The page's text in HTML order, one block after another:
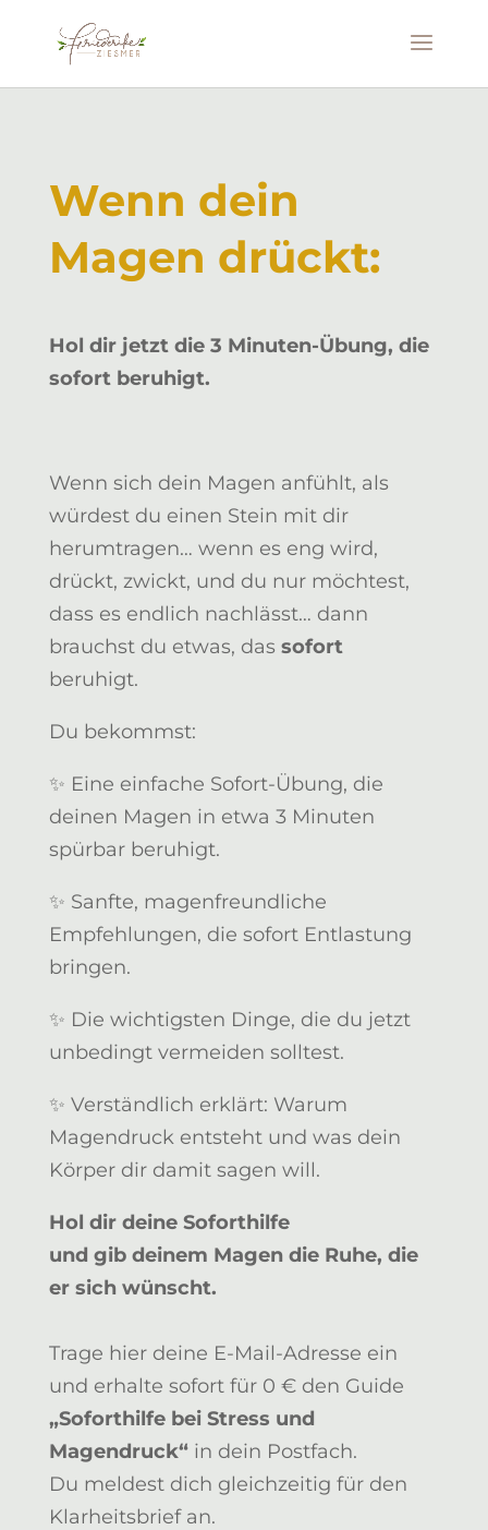
Wenn dein
Magen drückt:
Hol dir jetzt die 3 Minuten-Übung, die
sofort beruhigt.
Wenn sich dein Magen anfühlt, als
würdest du einen Stein mit dir
herumtragen… wenn es eng wird,
drückt, zwickt, und du nur möchtest,
dass es endlich nachlässt… dann
brauchst du etwas, das sofort
beruhigt.
Du bekommst:
✨ Eine einfache Sofort-Übung, die
deinen Magen in etwa 3 Minuten
spürbar beruhigt.
✨ Sanfte, magenfreundliche
Empfehlungen, die sofort Entlastung
bringen.
✨ Die wichtigsten Dinge, die du jetzt
unbedingt vermeiden solltest.
✨ Verständlich erklärt: Warum
Magendruck entsteht und was dein
Körper dir damit sagen will.
Hol dir deine Soforthilfe
und gib deinem Magen die Ruhe, die
er sich wünscht.
Trage hier deine E-Mail-Adresse ein
und erhalte sofort für 0 € den Guide
„Soforthilfe bei Stress und
Magendruck“in dein Postfach.
Du meldest dich gleichzeitig für den
Klarheitsbrief an.